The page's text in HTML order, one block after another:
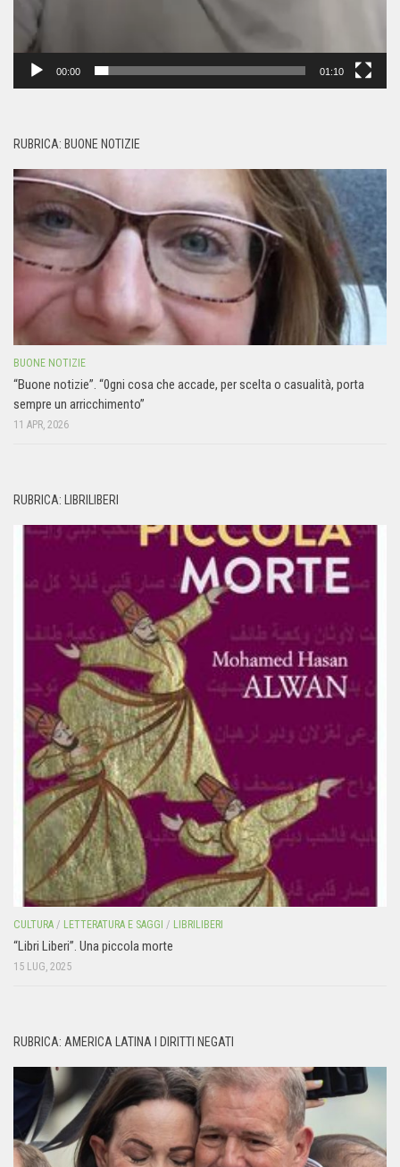
00:00 01:10
RUBRICA: BUONE NOTIZIE
BUONE NOTIZIE
“Buone notizie”. “0gni cosa che accade, per scelta o casualità, porta
sempre un arricchimento”
11 APR, 2026
RUBRICA: LIBRILIBERI
CULTURA / LETTERATURA E SAGGI / LIBRILIBERI
“Libri Liberi”. Una piccola morte
15 LUG, 2025
RUBRICA: AMERICA LATINA I DIRITTI NEGATI